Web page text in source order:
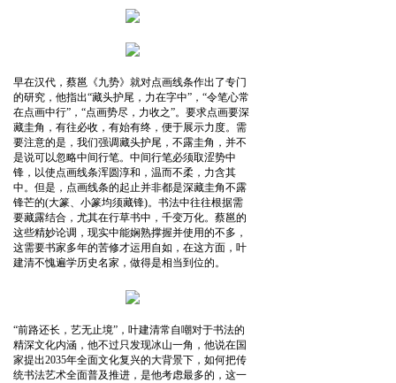
早在汉代，蔡邕《九势》就对点画线条作出了专门
的研究，他指出“藏头护尾，力在字中”，“令笔心常
在点画中行”，“点画势尽，力收之”。要求点画要深
藏圭角，有往必收，有始有终，便于展示力度。需
要注意的是，我们强调藏头护尾，不露圭角，并不
是说可以忽略中间行笔。中间行笔必须取涩势中
锋，以使点画线条浑圆淳和，温而不柔，力含其
中。但是，点画线条的起止并非都是深藏圭角不露
锋芒的(大篆、小篆均须藏锋)。书法中往往根据需
要藏露结合，尤其在行草书中，千变万化。蔡邕的
这些精妙论调，现实中能娴熟撑握并使用的不多，
这需要书家多年的苦修才运用自如，在这方面，叶
建清不愧遍学历史名家，做得是相当到位的。
“前路还长，艺无止境”，叶建清常自嘲对于书法的
精深文化内涵，他不过只发现冰山一角，他说在国
家提出2035年全面文化复兴的大背景下，如何把传
统书法艺术全面普及推进，是他考虑最多的，这一